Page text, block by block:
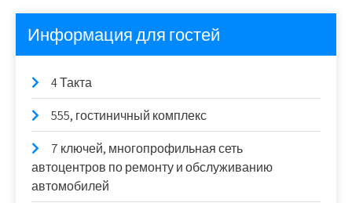
Информация для гостей
4 Такта
555, гостиничный комплекс
7 ключей, многопрофильная сеть
автоцентров по ремонту и обслуживанию
автомобилей